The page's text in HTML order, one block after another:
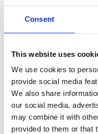
Consent
This website uses
We use cookies to
provide social media
We also share
our social media,
may combine it with
provided to them or that
Operario
metalúrgica